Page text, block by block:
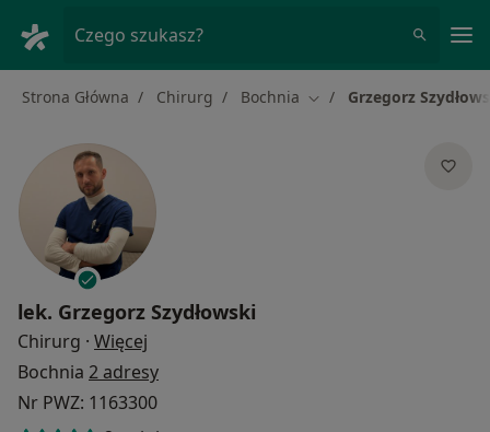
Czego szukasz?
Strona Główna Chirurg Bochnia Zmień miasto
Grzegorz
lek. Grzegorz Szydłowski
Chirurg · Więcej
Bochnia 2 adresy
Nr PWZ: 1163300